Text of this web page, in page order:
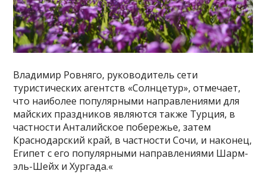
Владимир Ровняго, руководитель сети
туристических агентств «Солнцетур», отмечает,
что наиболее популярными направлениями для
майских праздников являются также Турция, в
частности Анталийское побережье, затем
Краснодарский край, в частности Сочи, и наконец,
Египет с его популярными направлениями Шарм-
эль-Шейх и Хургада.«